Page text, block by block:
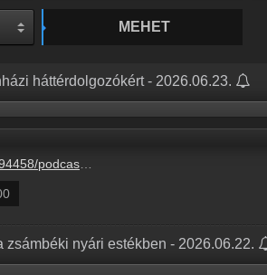
MEHET
háttérdolgozókért - 2026.06.23.
5-24%2Fcf00b6a8-f377-fd58-2ed5-d73c5cbd40a2.mp3
zsámbéki nyári estékben - 2026.06.22.